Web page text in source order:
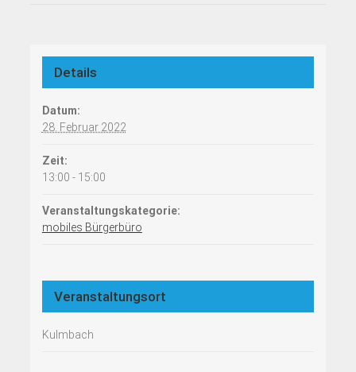
Details
Datum:
28. Februar 2022
Zeit:
13:00 - 15:00
Veranstaltungskategorie:
mobiles Bürgerbüro
Veranstaltungsort
Kulmbach